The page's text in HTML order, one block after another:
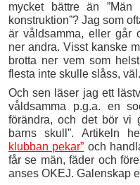
mycket bättre än
konstruktion”? Jag som
är våldsamma, eller går
ner andra. Visst kanske
brotta ner vem som
flesta inte skulle slåss,
Och sen läser jag ett
våldsamma p.g.a. en
förändra, och det bör vi
barns skull”. Artikeln
klubban pekar” och
får se män, fäder och
anses OKEJ. Galenskap